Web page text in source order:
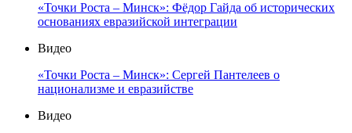
«Точки Роста – Минск»: Фёдор Гайда об исторических
основаниях евразийской интеграции
Видео
«Точки Роста – Минск»: Сергей Пантелеев о
национализме и евразийстве
Видео